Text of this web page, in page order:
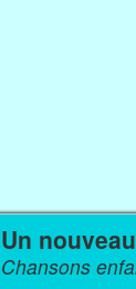
Un
Chansons